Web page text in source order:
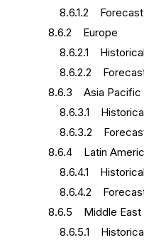
8.6.1.2 Forecast
8.6.2 Europe
8.6.2.1 Historical
8.6.2.2 Forecast
8.6.3 Asia Pacific
8.6.3.1 Historical
8.6.3.2 Forecast
8.6.4 Latin
8.6.4.1 Historical
8.6.4.2 Forecast
8.6.5 Middle East
8.6.5.1 Historical